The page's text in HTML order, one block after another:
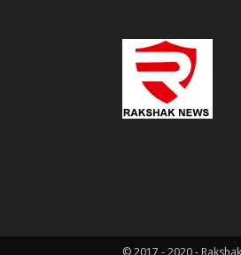
© 2017 - 2020 -